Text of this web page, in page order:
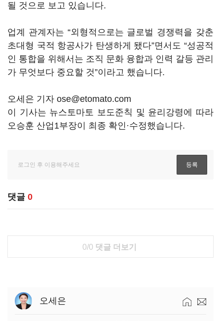
될 것으로 보고 있습니다.
업계 관계자는 “외형적으로는 글로벌 경쟁력을 갖춘
초대형 국적 항공사가 탄생하게 됐다”면서도 “성공적
인 통합을 위해서는 조직 문화 융합과 인력 갈등 관리
가 무엇보다 중요할 것”이라고 했습니다.
오세은 기자 ose@etomato.com
이 기사는 뉴스토마토 보도준칙 및 윤리강령에 따라
오승훈 산업1부장이 최종 확인·수정했습니다.
댓글 0
0/0 댓글 더보기
오세은